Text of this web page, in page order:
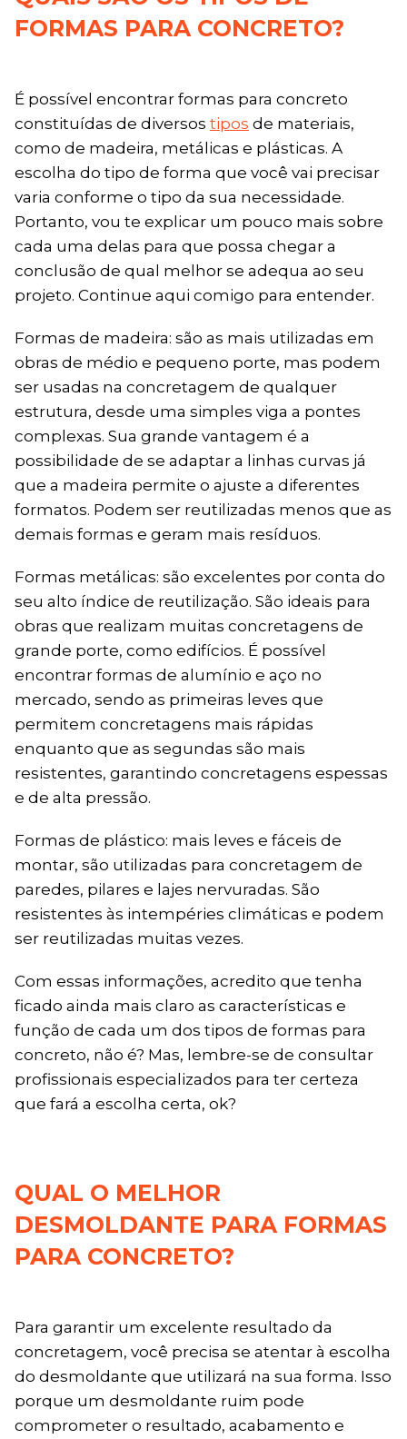
FORMAS PARA CONCRETO?
É possível encontrar formas para concreto
constituídas de diversos tipos de materiais,
como de madeira, metálicas e plásticas. A
escolha do tipo de forma que você vai precisar
varia conforme o tipo da sua necessidade.
Portanto, vou te explicar um pouco mais sobre
cada uma delas para que possa chegar a
conclusão de qual melhor se adequa ao seu
projeto. Continue aqui comigo para entender.
Formas de madeira: são as mais utilizadas em
obras de médio e pequeno porte, mas podem
ser usadas na concretagem de qualquer
estrutura, desde uma simples viga a pontes
complexas. Sua grande vantagem é a
possibilidade de se adaptar a linhas curvas já
que a madeira permite o ajuste a diferentes
formatos. Podem ser reutilizadas menos que as
demais formas e geram mais resíduos.
Formas metálicas: são excelentes por conta do
seu alto índice de reutilização. São ideais para
obras que realizam muitas concretagens de
grande porte, como edifícios. É possível
encontrar formas de alumínio e aço no
mercado, sendo as primeiras leves que
permitem concretagens mais rápidas
enquanto que as segundas são mais
resistentes, garantindo concretagens espessas
e de alta pressão.
Formas de plástico: mais leves e fáceis de
montar, são utilizadas para concretagem de
paredes, pilares e lajes nervuradas. São
resistentes às intempéries climáticas e podem
ser reutilizadas muitas vezes.
Com essas informações, acredito que tenha
ficado ainda mais claro as características e
função de cada um dos tipos de formas para
concreto, não é? Mas, lembre-se de consultar
profissionais especializados para ter certeza
que fará a escolha certa, ok?
QUAL O MELHOR
DESMOLDANTE PARA FORMAS
PARA CONCRETO?
Para garantir um excelente resultado da
concretagem, você precisa se atentar à escolha
do desmoldante que utilizará na sua forma. Isso
porque um desmoldante ruim pode
comprometer o resultado, acabamento e